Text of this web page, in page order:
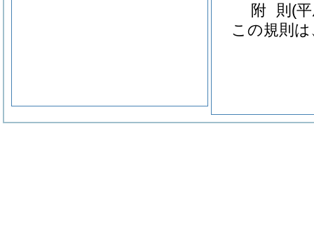
附 則 (
この規則